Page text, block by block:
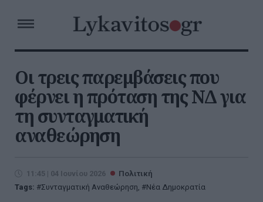
Οι τρεις παρεμβάσεις που
φέρνει η πρόταση της ΝΔ για
τη συνταγματική
αναθεώρηση
11:45 | 04 Ιουνίου 2026
Πολιτική
Tags:
Συνταγματική Αναθεώρηση, Νέα Δημοκρατία